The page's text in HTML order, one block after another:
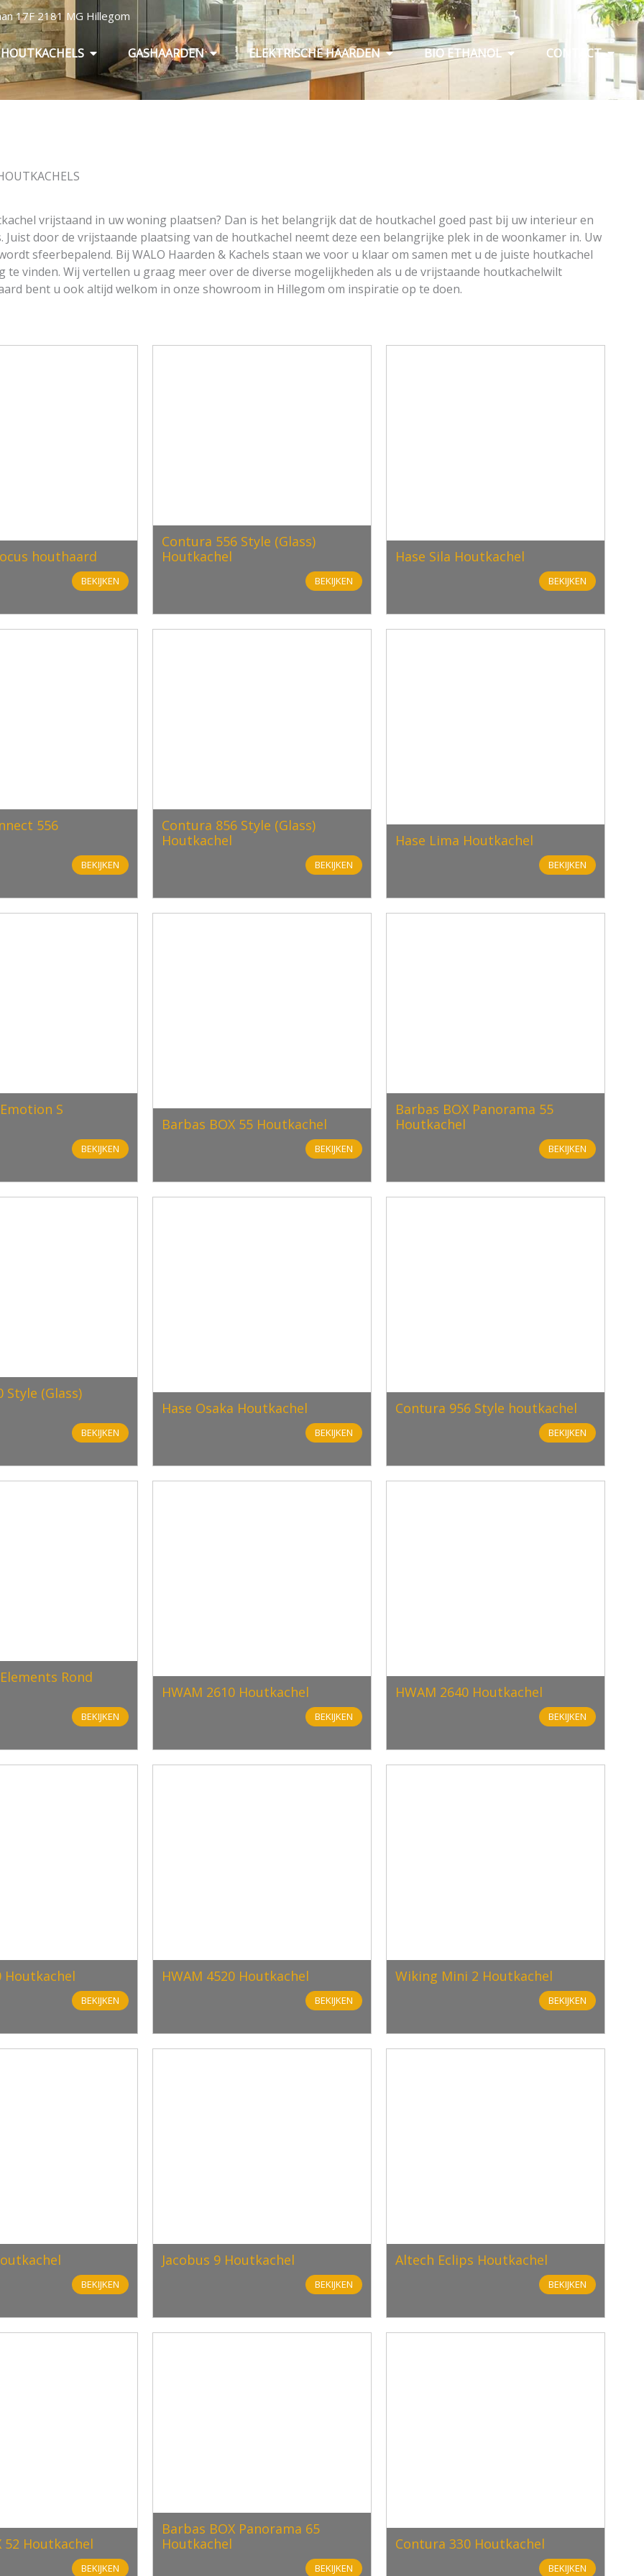
17F 2181 MG Hillegom
HOUTKACHELS Open Houtkachels
GASHAARDENOpen Gashaarden
ELEKTRISCHE HAARDENOpen Elektrische haarden
BIO ETHANOLOpen Bio ethanol
CONTACTOpen
vrijstaand in uw woning plaatsen? Dan is het belangrijk dat de houtkachel goed past bij uw interieur en
Juist door de vrijstaande plaatsing van de houtkachel neemt deze een belangrijke plek in de woonkamer in. Uw
sfeerbepalend. Bij WALO Haarden & Kachels staan we voor u klaar om samen met u de juiste houtkachel
te vinden. Wij vertellen u graag meer over de diverse mogelijkheden als u de vrijstaande houtkachelwilt
bent u ook altijd welkom in onze showroom in Hillegom om inspiratie op te doen.
houthaard
BEKIJKEN
Contura 556 Style (Glass)
Houtkachel
BEKIJKEN
Hase Sila Houtkachel
BEKIJKEN
556
BEKIJKEN
Contura 856 Style (Glass)
Houtkachel
BEKIJKEN
Hase Lima Houtkachel
BEKIJKEN
S
BEKIJKEN
Barbas BOX 55 Houtkachel
BEKIJKEN
Barbas BOX Panorama 55
Houtkachel
BEKIJKEN
Style (Glass)
BEKIJKEN
Hase Osaka Houtkachel
BEKIJKEN
Contura 956 Style houtkachel
BEKIJKEN
Rond
BEKIJKEN
HWAM 2610 Houtkachel
BEKIJKEN
HWAM 2640 Houtkachel
BEKIJKEN
Houtkachel
BEKIJKEN
HWAM 4520 Houtkachel
BEKIJKEN
Wiking Mini 2 Houtkachel
BEKIJKEN
BEKIJKEN
Jacobus 9 Houtkachel
BEKIJKEN
Altech Eclips Houtkachel
BEKIJKEN
52 Houtkachel
BEKIJKEN
Barbas BOX Panorama 65
Houtkachel
BEKIJKEN
Contura 330 Houtkachel
BEKIJKEN